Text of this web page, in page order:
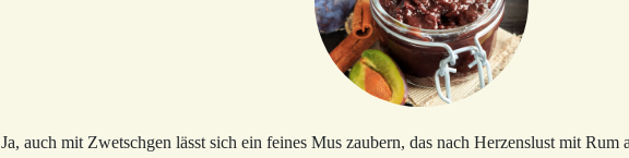
Ja, auch mit Zwetschgen lässt sich ein feines Mus zaubern, das nach Herzenslust mit Rum